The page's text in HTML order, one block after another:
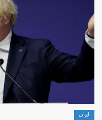
ايران